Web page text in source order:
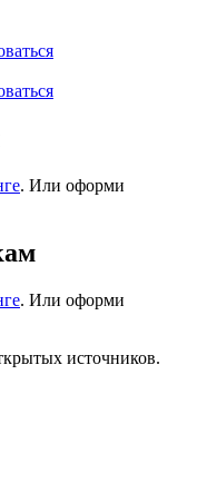
. Или оформи
. Или оформи
источников.